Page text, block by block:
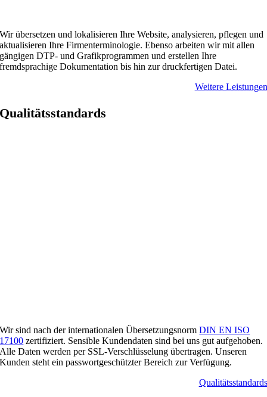
Wir übersetzen und lokalisieren Ihre Website, analysieren, pflegen und
aktualisieren Ihre Firmenterminologie. Ebenso arbeiten wir mit allen
gängigen DTP- und Grafikprogrammen und erstellen Ihre
fremdsprachige Dokumentation bis hin zur druckfertigen Datei.
Weitere Leistungen
Qualitätsstandards
Wir sind nach der internationalen ÜbersetzungsnormDIN EN ISO
17100 zertifiziert. Sensible Kundendaten sind bei uns gut aufgehoben.
Alle Daten werden per SSL-Verschlüsselung übertragen. Unseren
Kunden steht ein passwortgeschützter Bereich zur Verfügung.
Qualitätsstandards